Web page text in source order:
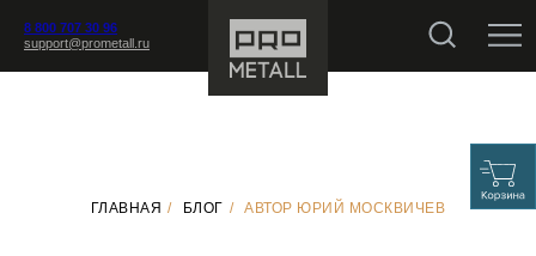
8 800 707 30 96
support@prometall.ru
ГЛАВНАЯ / БЛОГ / АВТОР ЮРИЙ МОСКВИЧЕВ